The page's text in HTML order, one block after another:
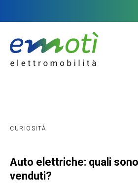
CURIOSITÀ
Auto elettriche: quali
venduti?